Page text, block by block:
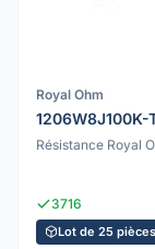
Royal Ohm
1206W8J100K-
Résistance Royal
3716
Lot de 25 pièces